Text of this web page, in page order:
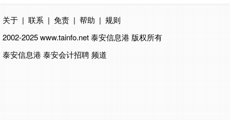
关于 | 联系 | 免责 | 帮助 | 规则
2002-2025 www.tainfo.net泰安信息港 版权所有
泰安信息港 泰安会计招聘 频道